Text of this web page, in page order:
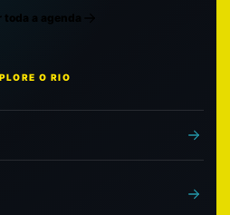
toda a agenda
O RIO